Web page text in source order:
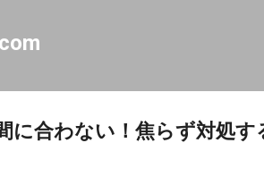
に合わない！焦らず対処す